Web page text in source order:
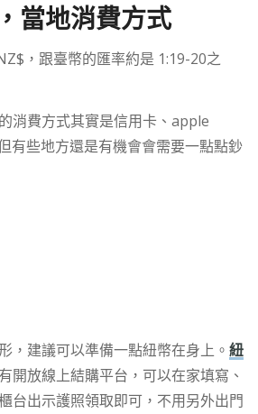
當地消費方式
，跟臺幣的匯率約是 1:19-20之
消費方式其實是信用卡、apple
有些地方還是有機會會需要一點點鈔
，建議可以準備一點紐幣在身上。 紐
開放線上結購平台，可以在家填寫、
台出示護照領取即可，不用另外出門